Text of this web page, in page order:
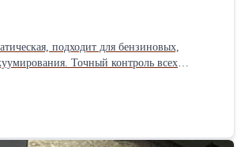
подходит для бензиновых,
Точный контроль всех
патентованная конструкция установки